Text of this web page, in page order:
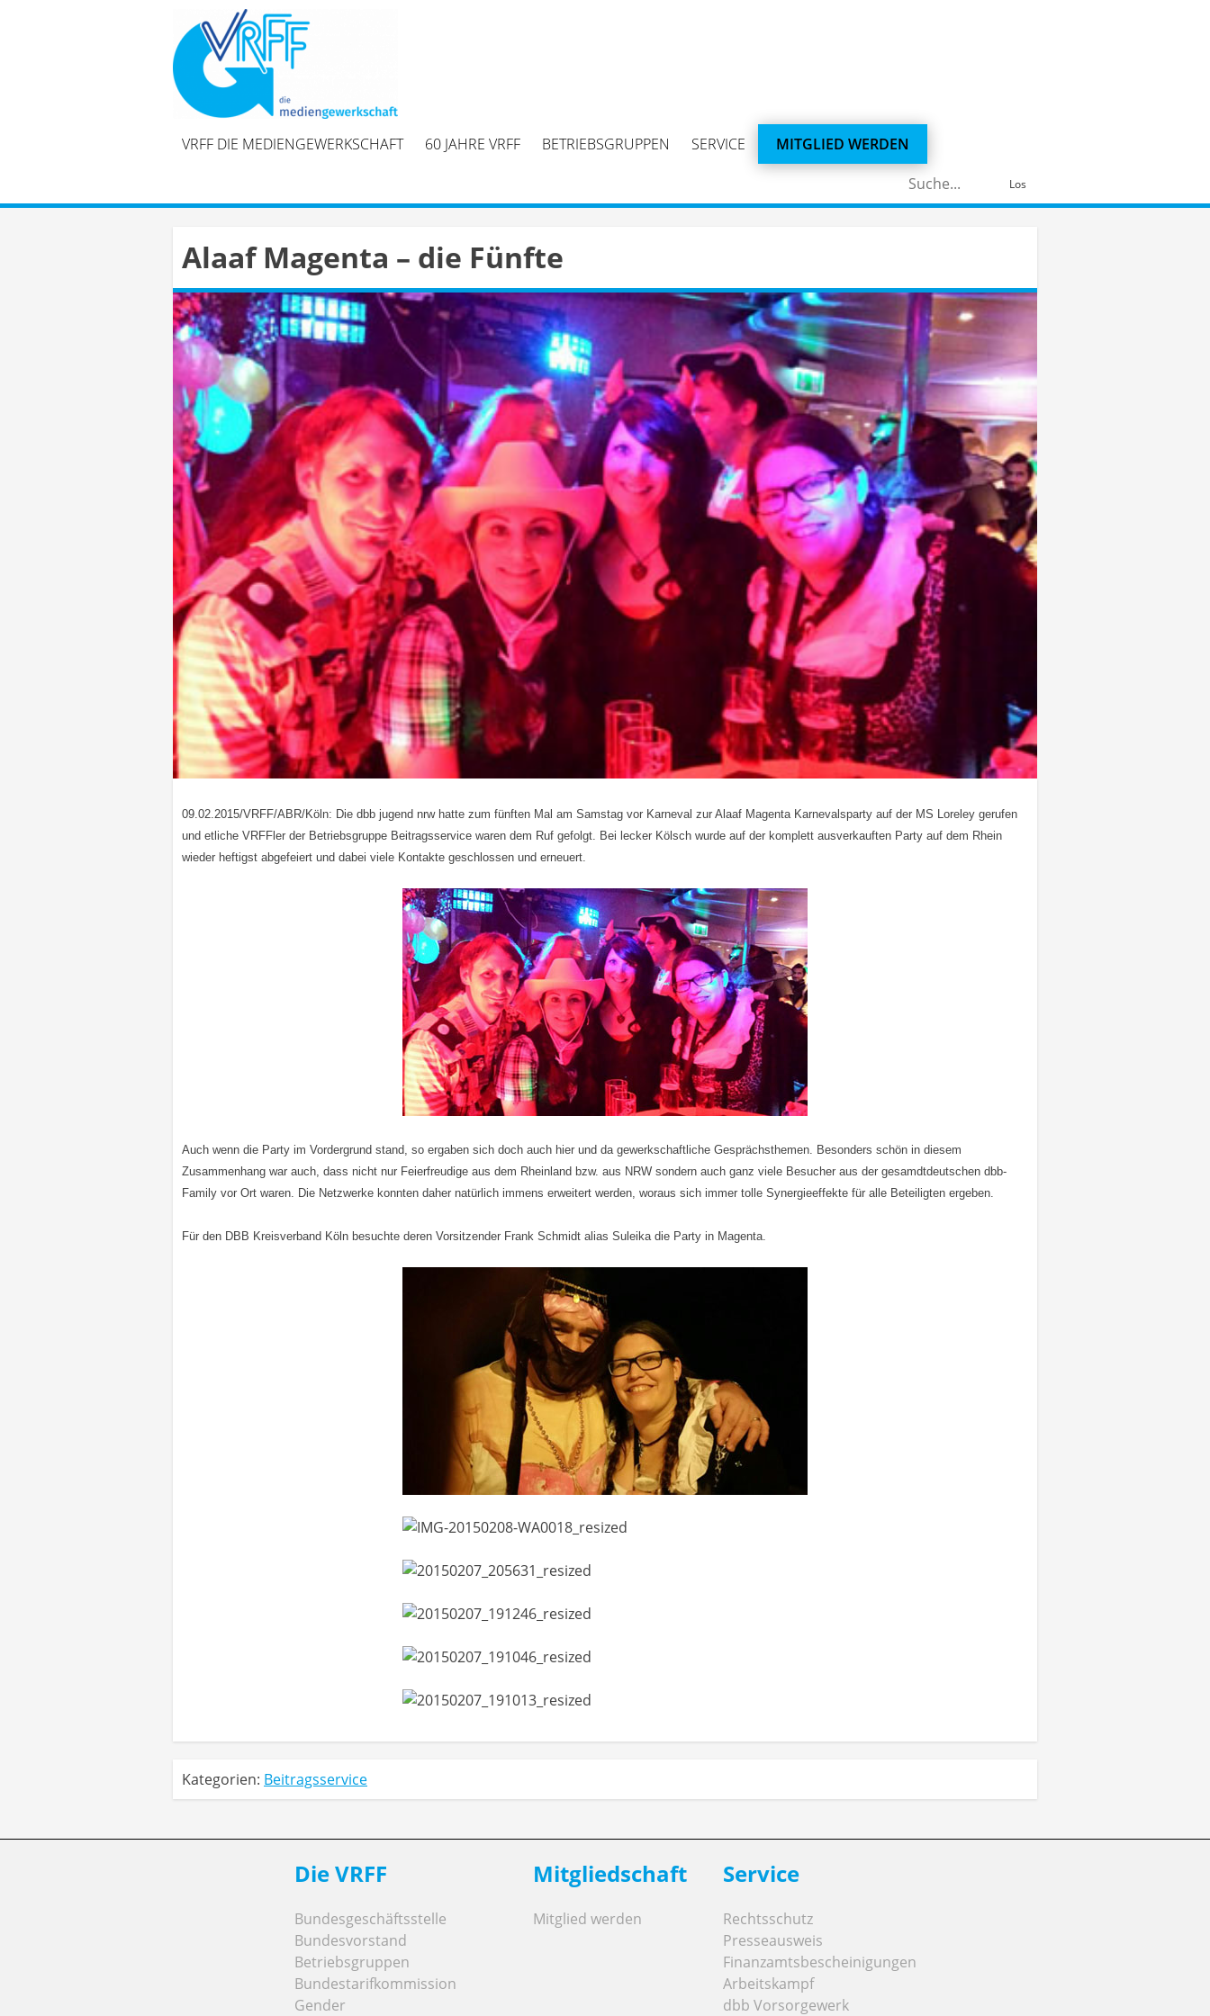
VRFF DIE MEDIENGEWERKSCHAFT 60 JAHRE VRFF BETRIEBSGRUPPEN SERVICE
MITGLIED WERDEN
Los
Alaaf Magenta – die Fünfte
09.02.2015/VRFF/ABR/Köln: Die dbb jugend nrw hatte zum fünften Mal am Samstag vor Karneval zur Alaaf Magenta Karnevalsparty auf der MS Loreley gerufen
und etliche VRFFler der Betriebsgruppe Beitragsservice waren dem Ruf gefolgt. Bei lecker Kölsch wurde auf der komplett ausverkauften Party auf dem Rhein
wieder heftigst abgefeiert und dabei viele Kontakte geschlossen und erneuert.
Auch wenn die Party im Vordergrund stand, so ergaben sich doch auch hier und da gewerkschaftliche Gesprächsthemen. Besonders schön in diesem
Zusammenhang war auch, dass nicht nur Feierfreudige aus dem Rheinland bzw. aus NRW sondern auch ganz viele Besucher aus der gesamdtdeutschen dbb-
Family vor Ort waren. Die Netzwerke konnten daher natürlich immens erweitert werden, woraus sich immer tolle Synergieeffekte für alle Beteiligten ergeben.
Für den DBB Kreisverband Köln besuchte deren Vorsitzender Frank Schmidt alias Suleika die Party in Magenta.
Kategorien: Beitragsservice
Die VRFF
Bundesgeschäftsstelle
Bundesvorstand
Betriebsgruppen
Bundestarifkommission
Gender
Mitgliedschaft
Mitglied werden
Service
Rechtsschutz
Presseausweis
Finanzamtsbescheinigungen
Arbeitskampf
dbb Vorsorgewerk